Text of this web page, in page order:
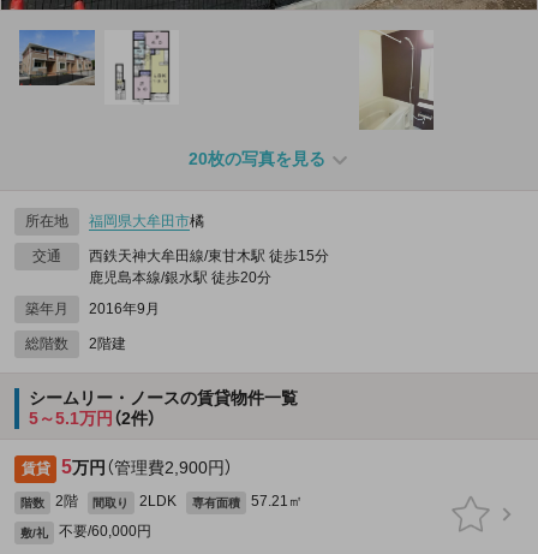
20枚の写真を見る
所在地 福岡県大牟田市橘
交通
西鉄天神大牟田線/東甘木駅 徒歩15分
鹿児島本線/銀水駅 徒歩20分
築年月
2016年9月
総階数 2階建
シームリー・ノースの賃貸物件一覧
5～5.1万円 （2件）
賃貸 5万円 （管理費2,900円）
階数 2階 間取り 2LDK 専有面積 57.21㎡
敷/礼
不要/60,000円